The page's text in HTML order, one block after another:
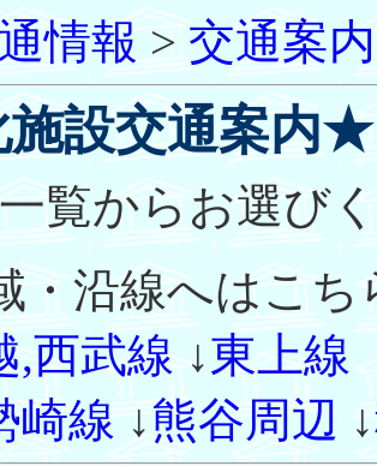
情報 > 交通案内
設交通案内★
覧からお選び
・沿線へはこち
,西武線 ↓東上線
崎線 ↓熊谷周辺↓